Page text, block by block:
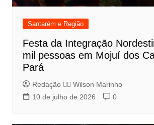
Santarém e Região
Festa da Integração
mil pessoas em Mojuí dos
Pará
Redação 👨‍⚖️​ Wilson Marinho
10 de julho de 2026
0